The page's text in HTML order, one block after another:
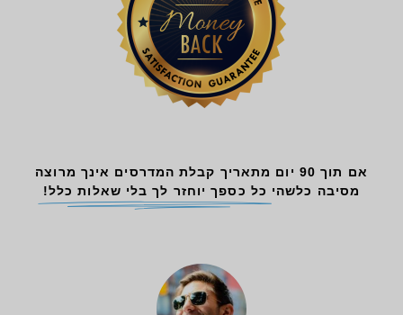
אם תוך 90 יום מתאריך קבלת המדרסים אינך מרוצה
מסיבה כלשהי כל כספך יוחזר לך בלי שאלות כלל!